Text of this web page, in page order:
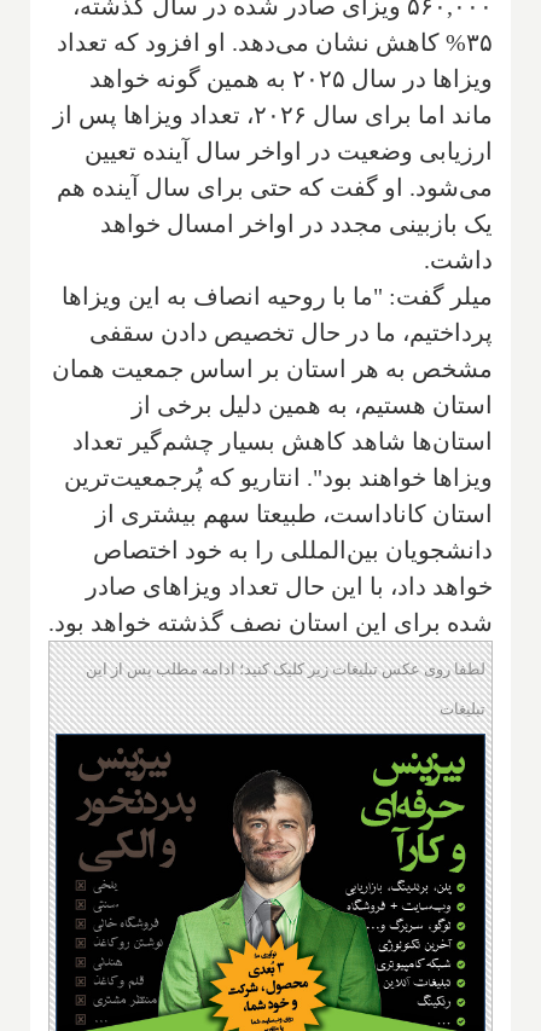
۵۶۰,۰۰۰ ویزای صادر شده در سال گذشته،
۳۵% کاهش نشان می‌دهد. او افزود که تعداد
ویزاها در سال ۲۰۲۵ به همین گونه خواهد
ماند اما برای سال ۲۰۲۶، تعداد ویزاها پس از
ارزیابی وضعیت در اواخر سال آینده تعیین
می‌شود. او گفت که حتی برای سال آینده هم
یک بازبینی مجدد در اواخر امسال خواهد
داشت.
میلر گفت: "ما با روحیه انصاف به این ویزاها
پرداختیم، ما در حال تخصیص دادن سقفی
مشخص به هر استان بر اساس جمعیت همان
استان هستیم، به همین دلیل برخی از
استان‌ها شاهد کاهش بسیار چشم‌گیر تعداد
ویزاها خواهند بود". انتاریو که پُرجمعیت‌ترین
استان کاناداست، طبیعتا سهم بیشتری از
دانشجویان بین‌المللی را به خود اختصاص
خواهد داد، با این حال تعداد ویزاهای صادر
شده برای این استان نصف گذشته خواهد بود.
لطفا روی عکس تبلیغات زیر کلیک کنید؛ ادامه مطلب پس از این
تبلیغات